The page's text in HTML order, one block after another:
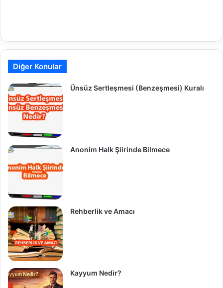
Diğer Konular
Ünsüz Sertleşmesi (Benzeşmesi) Kuralı
Anonim Halk Şiirinde Bilmece
Rehberlik ve Amacı
Kayyum Nedir?